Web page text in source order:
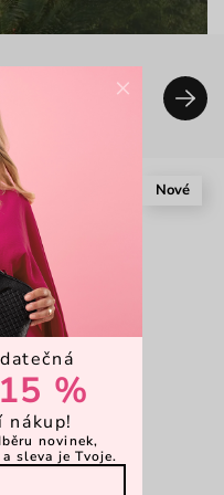
Nové
×
%
nákup!
novinek,
sleva je Tvoje.